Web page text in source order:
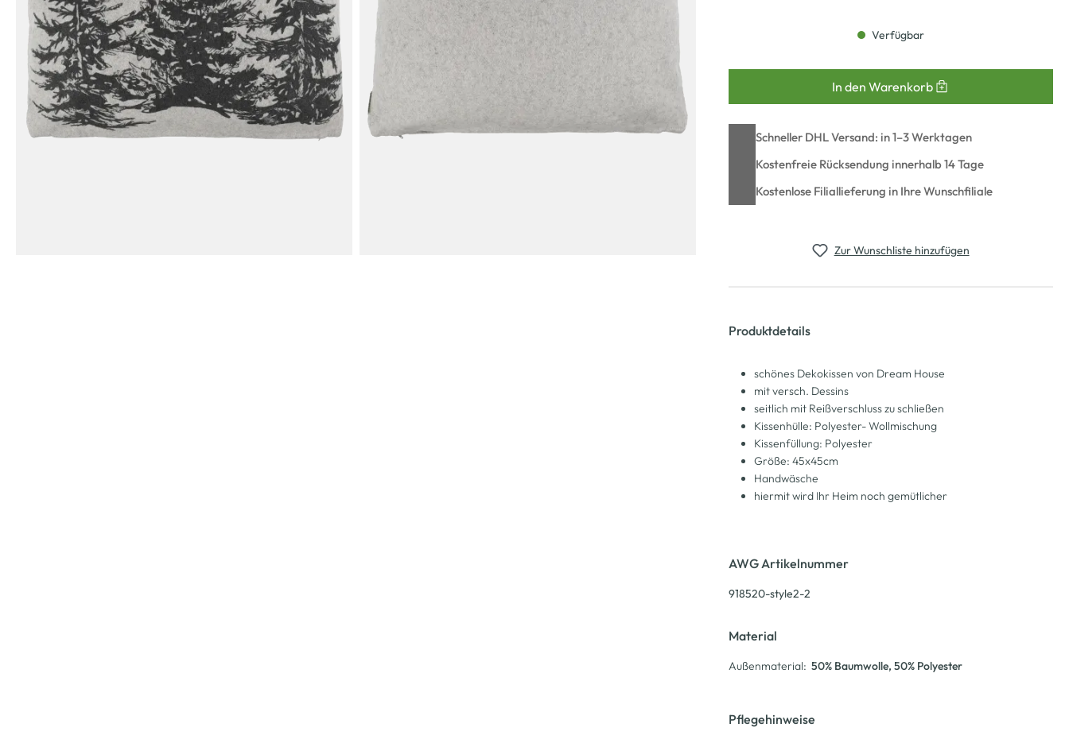
Verfügbar
In den Warenkorb
Schneller DHL Versand: in 1–3 Werktagen
Kostenfreie Rücksendung innerhalb 14 Tage
Kostenlose Filiallieferung in Ihre Wunschfiliale
Zur Wunschliste hinzufügen
Produktdetails
schönes Dekokissen von Dream House
mit versch. Dessins
seitlich mit Reißverschluss zu schließen
Kissenhülle: Polyester- Wollmischung
Kissenfüllung: Polyester
Größe: 45x45cm
Handwäsche
hiermit wird Ihr Heim noch gemütlicher
AWG Artikelnummer
918520-style2-2
Material
Außenmaterial: 50% Baumwolle, 50% Polyester
Pflegehinweise